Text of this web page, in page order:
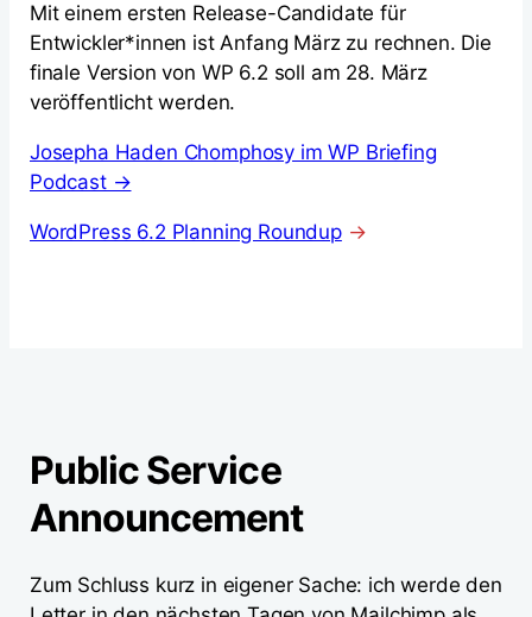
Mit einem ersten Release-Candidate für
Entwickler*innen ist Anfang März zu rechnen. Die
finale Version von WP 6.2 soll am 28. März
veröffentlicht werden.
Josepha Haden Chomphosy im WP Briefing
Podcast →
WordPress 6.2 Planning Roundup→
Public Service
Announcement
Zum Schluss kurz in eigener Sache: ich werde den